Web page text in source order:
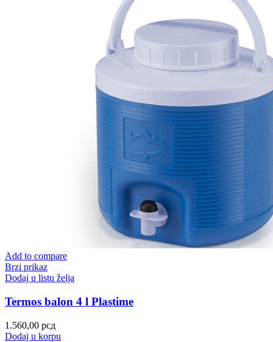
Add to compare
Brzi prikaz
Dodaj u listu želja
Termos balon 4 l Plastime
1.560,00 рсд
Dodaj u korpu